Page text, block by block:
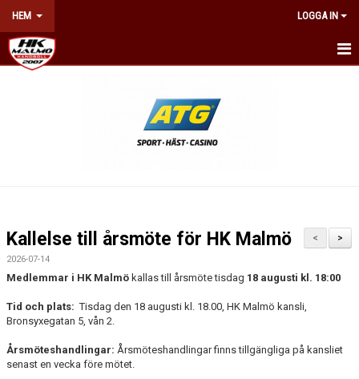
HEM LOGGA IN
KALENDER
WEBSHOP
TRÄNINGSSCHEMA
>
<
Kallelse till årsmöte för HK Malmö
2026-07-14
Medlemmar i HK Malmö kallas till årsmöte tisdag 18 augusti kl. 18:00
Tid och plats:Tisdag den 18 augusti kl. 18.00, HK Malmö kansli,
Bronsyxegatan 5, vån 2.
Årsmöteshandlingar: Årsmöteshandlingar finns tillgängliga på kansliet
senast en vecka före mötet.